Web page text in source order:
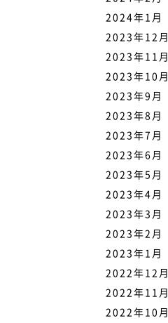
2024年1月
2023年12月
2023年11月
2023年10月
2023年9月
2023年8月
2023年7月
2023年6月
2023年5月
2023年4月
2023年3月
2023年2月
2023年1月
2022年12月
2022年11月
2022年10月